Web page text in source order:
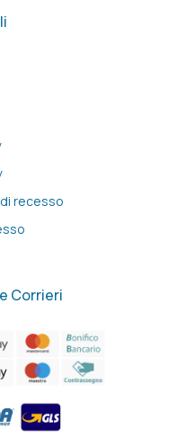
recesso
Corrieri